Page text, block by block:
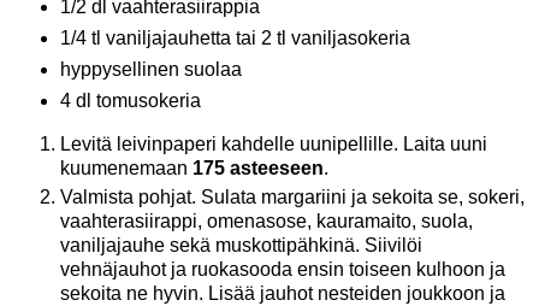
1/2 dl vaahterasiirappia
1/4 tl vaniljajauhetta tai 2 tl vaniljasokeria
hyppysellinen suolaa
4 dl tomusokeria
Levitä leivinpaperi kahdelle uunipellille. Laita uuni
kuumenemaan 175 asteeseen.
Valmista pohjat. Sulata margariini ja sekoita se, sokeri,
vaahterasiirappi, omenasose, kauramaito, suola,
vaniljajauhe sekä muskottipähkinä. Siivilöi
vehnäjauhot ja ruokasooda ensin toiseen kulhoon ja
sekoita ne hyvin. Lisää jauhot nesteiden joukkoon ja